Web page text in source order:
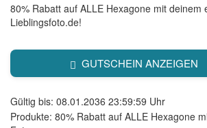
80% Rabatt auf ALLE Hexagone mit deinem
Lieblingsfoto.de!
GUTSCHEIN ANZEIGEN
Gültig bis: 08.01.2036 23:59:59 Uhr
Produkte: 80% Rabatt auf ALLE Hexagone